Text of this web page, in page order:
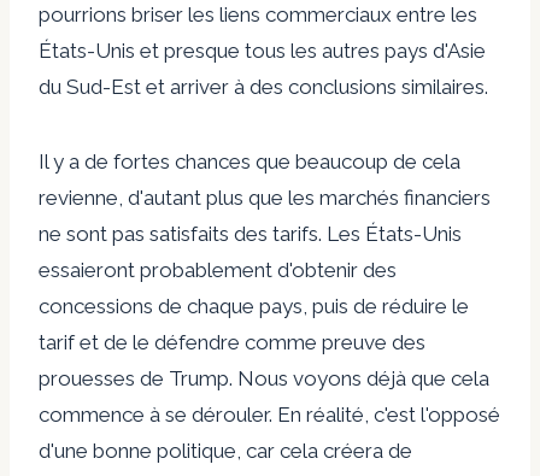
pourrions briser les liens commerciaux entre les
États-Unis et presque tous les autres pays d'Asie
du Sud-Est et arriver à des conclusions similaires.
Il y a de fortes chances que beaucoup de cela
revienne, d'autant plus que les marchés financiers
ne sont pas satisfaits des tarifs. Les États-Unis
essaieront probablement d'obtenir des
concessions de chaque pays, puis de réduire le
tarif et de le défendre comme preuve des
prouesses de Trump. Nous voyons déjà que cela
commence à se dérouler. En réalité, c'est l'opposé
d'une bonne politique, car cela créera de